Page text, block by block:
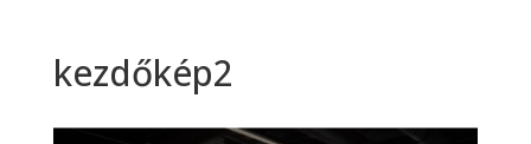
kezdőkép2